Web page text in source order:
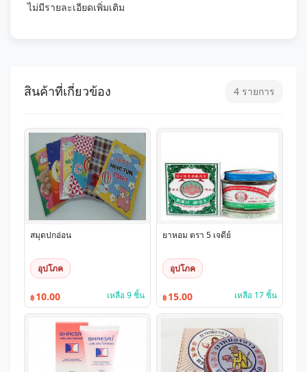
ไม่มีรายละเอียดเพิ่มเติม
สินค้าที่เกี่ยวข้อง 4 รายการ
สมุดปกอ่อน
อุปโภค
฿ 10.00 เหลือ 9 ชิ้น
ยาหอม ตรา 5 เจดีย์
อุปโภค
฿ 15.00 เหลือ 17 ชิ้น